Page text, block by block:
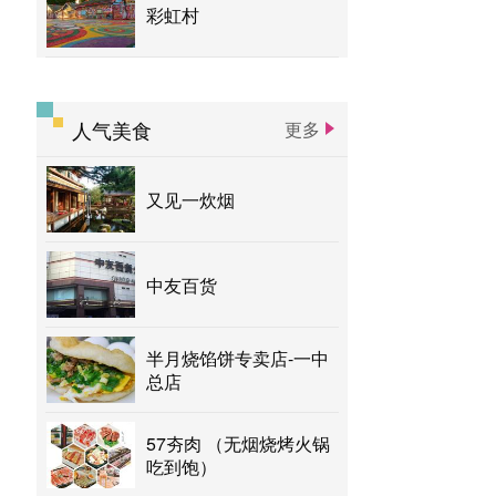
彩虹村
人气美食 更多
又见一炊烟
中友百货
半月烧馅饼专卖店-一中
总店
57夯肉 （无烟烧烤火锅
吃到饱）